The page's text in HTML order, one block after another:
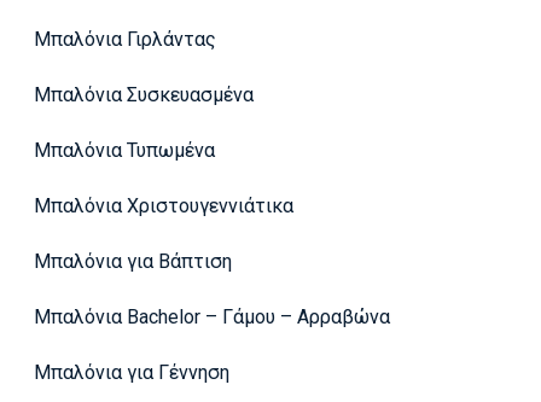
Μπαλόνια Γιρλάντας
Μπαλόνια Συσκευασμένα
Μπαλόνια Τυπωμένα
Μπαλόνια Χριστουγεννιάτικα
Μπαλόνια για Βάπτιση
Μπαλόνια Bachelor – Γάμου – Αρραβώνα
Μπαλόνια για Γέννηση